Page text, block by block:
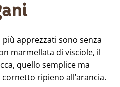
apprezzati sono senza
marmellata di visciole, il
quello semplice ma
ripieno all’arancia.